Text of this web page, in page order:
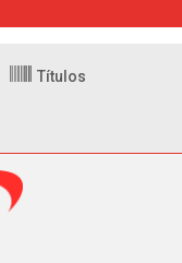
Títulos